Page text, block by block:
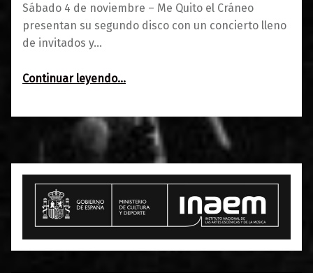
Sábado 4 de noviembre – Me Quito el Cráneo
presentan su segundo disco con un concierto lleno
de invitados y…
Continuar leyendo“Me Quito el Cráneo: viva el rock gamberro”
…